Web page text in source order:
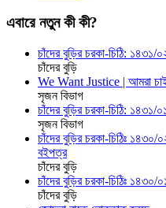
এবারে নতুন কী কী?
চাঁদের বুড়ির চরকা-চিঠি: ১৪৩১/
চাঁদের বুড়ি
We Want Justice | আমরা চাই
সৃজন বিভাগ
চাঁদের বুড়ির চরকা-চিঠি:
সৃজন বিভাগ
চাঁদের বুড়ির চরকা-চিঠিঃ
বইপত্র
চাঁদের বুড়ি
চাঁদের বুড়ির চরকা-চিঠিঃ
চাঁদের বুড়ি